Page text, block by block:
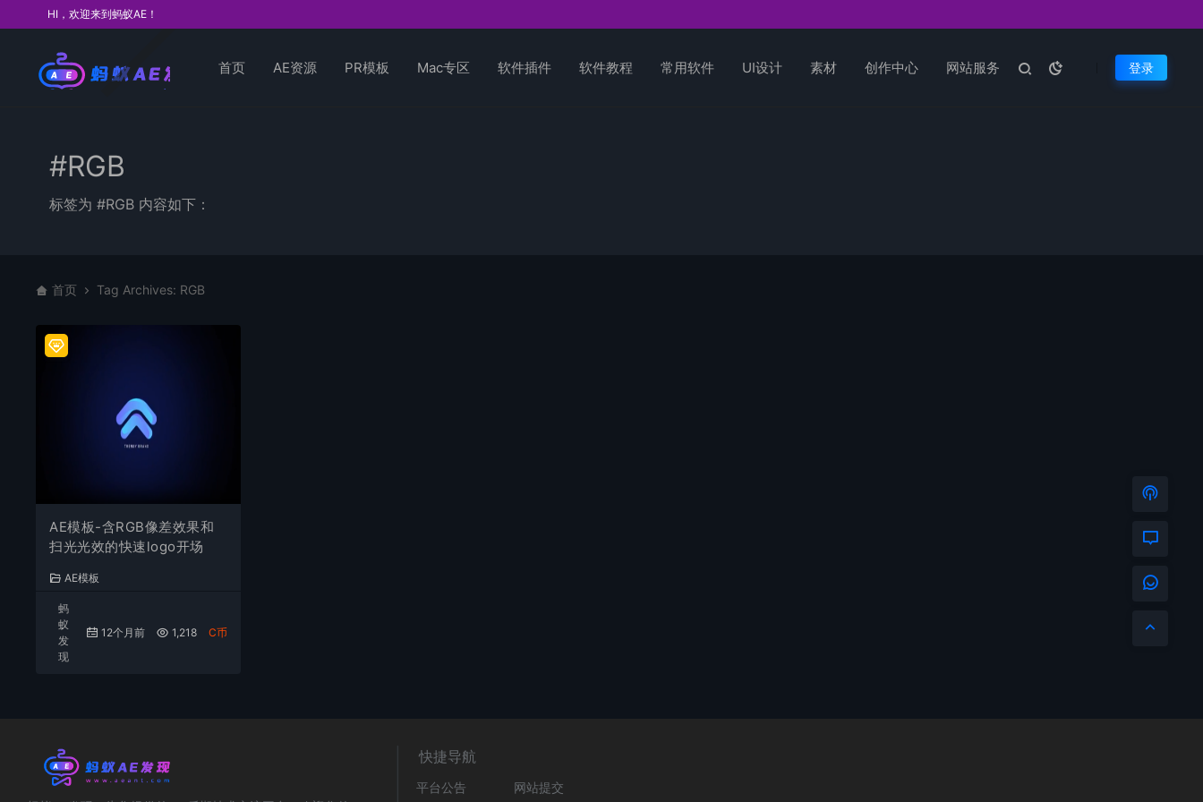
HI，欢迎来到蚂蚁AE！
首页 AE资源 PR模板 Mac专区 软件插件 软件教程 常用软件 UI设计 素材 创作中心 网站服务 登录
#RGB
标签为 #RGB 内容如下：
首页 Tag Archives: RGB
AE模板-含RGB像差效果和
扫光光效的快速logo开场
AE模板
蚂
蚁
发
现
12个月前 1,218 C币
快捷导航
平台公告 网站提交